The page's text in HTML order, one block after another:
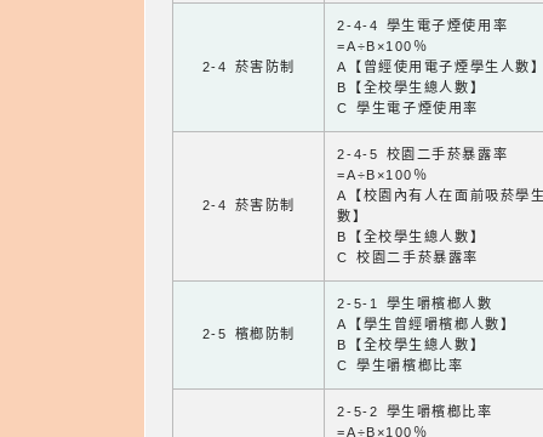
2-4 菸害防制
2-4-4 學生電子煙使用率
=A÷B×100％
A【曾經使用電子煙學生人數
B【全校學生總人數】
C 學生電子煙使用率
2-4 菸害防制
2-4-5 校園二手菸暴露率
=A÷B×100％
A【校園內有人在面前吸菸學
數】
B【全校學生總人數】
C 校園二手菸暴露率
2-5 檳榔防制
2-5-1 學生嚼檳榔人數
A【學生曾經嚼檳榔人數】
B【全校學生總人數】
C 學生嚼檳榔比率
2-5-2 學生嚼檳榔比率
=A÷B×100％